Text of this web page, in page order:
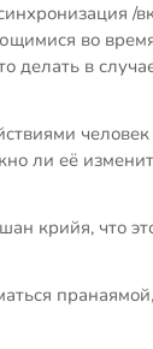
/
во
делать в
ли её
крийя, что